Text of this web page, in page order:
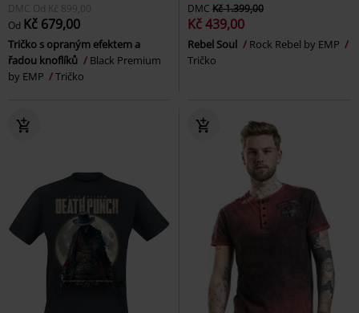
DMC Od Kč 899,00
Od Kč 679,00
Tričko s opraným efektem a
řadou knoflíků
Black Premium
by EMP
Tričko
DMC Kč 1.399,00
Kč 439,00
Rebel Soul
Rock Rebel by EMP
Tričko